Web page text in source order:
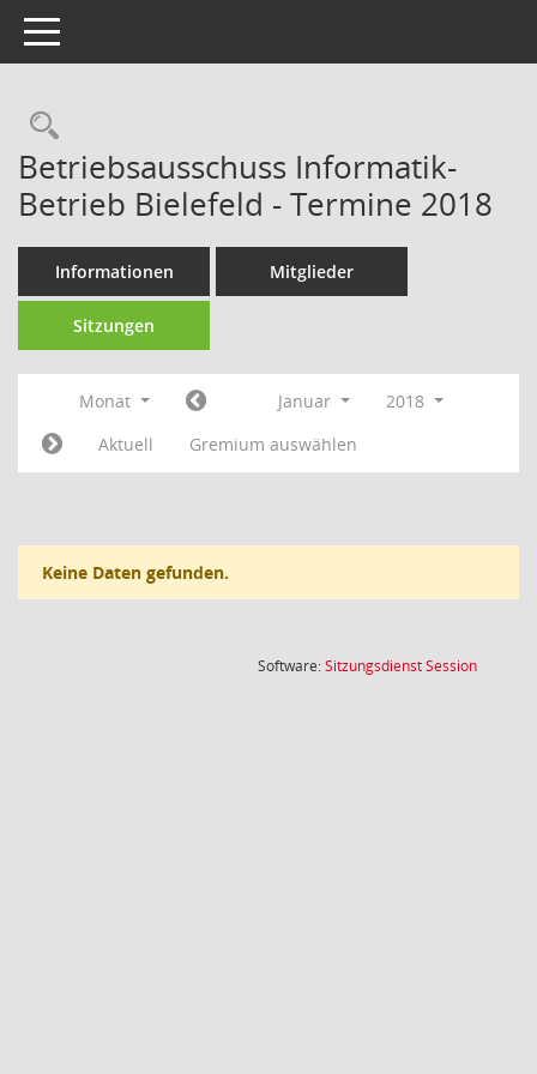
Toggle navigation
Rechercheauswahl
Betriebsausschuss Informatik-
Betrieb Bielefeld - Termine 2018
Informationen Mitglieder
Sitzungen
Monat Januar
2018
Aktuell
Gremium auswählen
Keine Daten gefunden.
Software:SitzungsdienstSession(Wird in